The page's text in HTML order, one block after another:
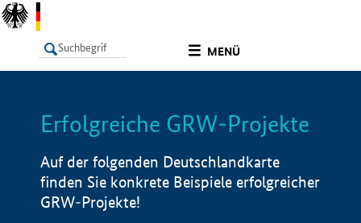
MENÜ
LISTE Info
Erfolgreiche GRW-Projekte
Auf der folgenden Deutschlandkarte
finden Sie konkrete Beispiele erfolgreicher
GRW-Projekte!